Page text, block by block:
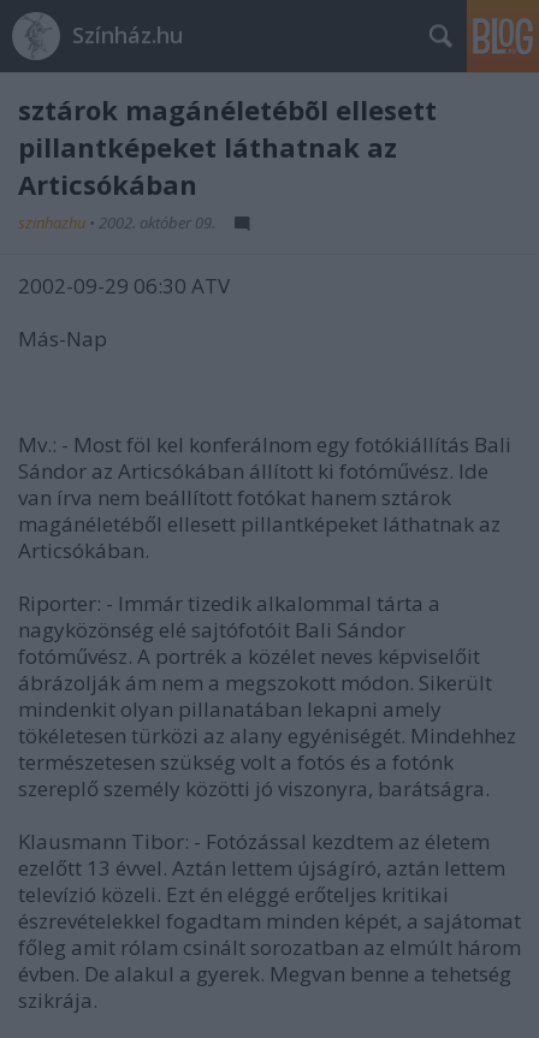
Színház.hu
sztárok magánéletébõl ellesett
pillantképeket láthatnak az
Articsókában
szinhazhu • 2002. október 09.
2002-09-29 06:30 ATV
Más-Nap
Mv.: - Most föl kel konferálnom egy fotókiállítás Bali
Sándor az Articsókában állított ki fotóművész. Ide
van írva nem beállított fotókat hanem sztárok
magánéletéből ellesett pillantképeket láthatnak az
Articsókában.
Riporter: - Immár tizedik alkalommal tárta a
nagyközönség elé sajtófotóit Bali Sándor
fotóművész. A portrék a közélet neves képviselőit
ábrázolják ám nem a megszokott módon. Sikerült
mindenkit olyan pillanatában lekapni amely
tökéletesen türközi az alany egyéniségét. Mindehhez
természetesen szükség volt a fotós és a fotónk
szereplő személy közötti jó viszonyra, barátságra.
Klausmann Tibor: - Fotózással kezdtem az életem
ezelőtt 13 évvel. Aztán lettem újságíró, aztán lettem
televízió közeli. Ezt én eléggé erőteljes kritikai
észrevételekkel fogadtam minden képét, a sajátomat
főleg amit rólam csinált sorozatban az elmúlt három
évben. De alakul a gyerek. Megvan benne a tehetség
szikrája.